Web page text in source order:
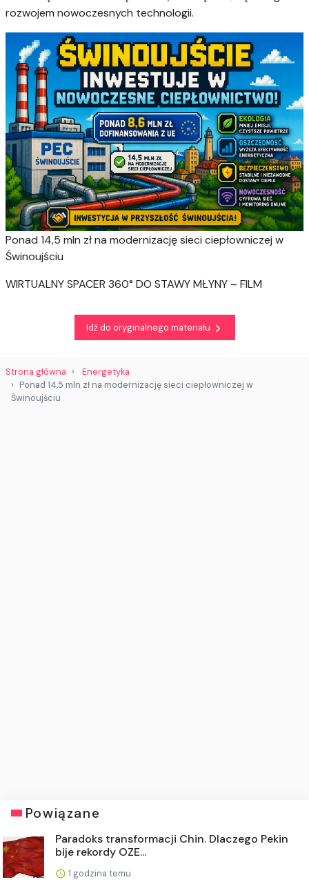
rozwojem nowoczesnych technologii.
Ponad 14,5 mln zł na modernizację sieci ciepłowniczej w
Świnoujściu
WIRTUALNY SPACER 360° DO STAWY MŁYNY – FILM
Idź do oryginalnego materiału
Strona główna
Energetyka
Ponad 14,5 mln zł na modernizację sieci ciepłowniczej w
Świnoujściu
Powiązane
Paradoks transformacji Chin. Dlaczego Pekin
bije rekordy OZE...
1 godzina temu